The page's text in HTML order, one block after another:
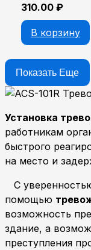
310.00 ₽
В корзину
Показать Еще
Установка
работникам
быстрого
на место и
С
помощью
возможность
здание, а
преступления